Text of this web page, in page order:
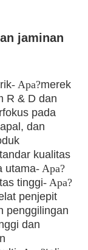
jaminan
- Apa?merek
R & D dan
pada
dan
kualitas
utama- Apa?
tinggi- Apa?
penjepit
penggilingan
dan